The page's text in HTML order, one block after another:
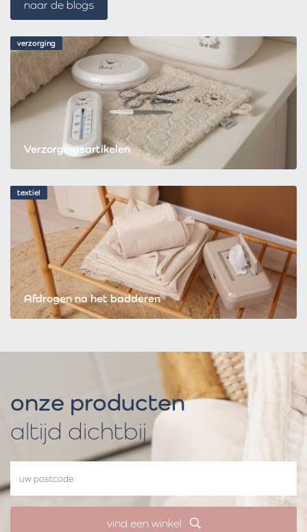
verzorging
Verzorgingsartikelen
textiel
Afdrogen na het badderen
naar de blogs
onze producten
altijd dichtbij
vind een winkel